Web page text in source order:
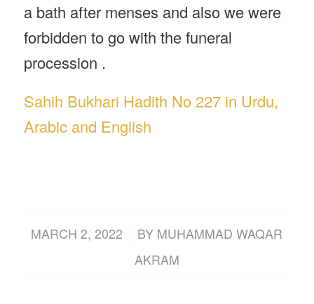
a bath after menses and also we were
forbidden to go with the funeral
procession .
Sahih Bukhari Hadith No 227 in Urdu,
Arabic and English
MARCH 2, 2022
/ BY MUHAMMAD WAQAR
AKRAM